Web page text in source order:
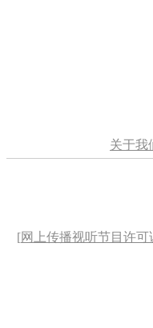
关于我
[网上传播视听节目许可